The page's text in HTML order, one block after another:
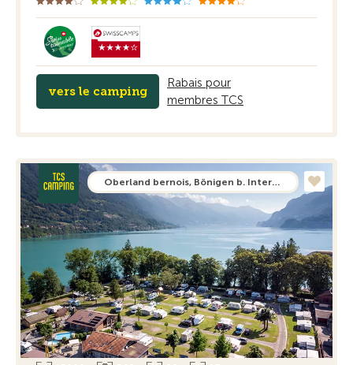
vers le camping
Rabais pour
membres TCS
Oberland bernois, Bönigen b. Interlaken